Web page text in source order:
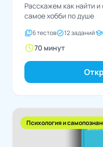
Расскажем как найти
самое хобби по душе
quiz6 тестовtask_alt12 заданийschool
schedule70 минут
Психология и